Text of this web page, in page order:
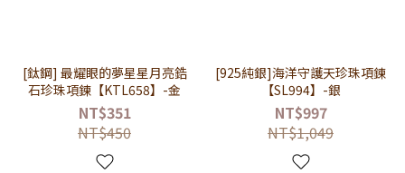
[鈦鋼] 最耀眼的夢星星月亮鋯
石珍珠項鍊【KTL658】-金
NT$351
NT$450
[925純銀]海洋守護天珍珠項鍊
【SL994】-銀
NT$997
NT$1,049